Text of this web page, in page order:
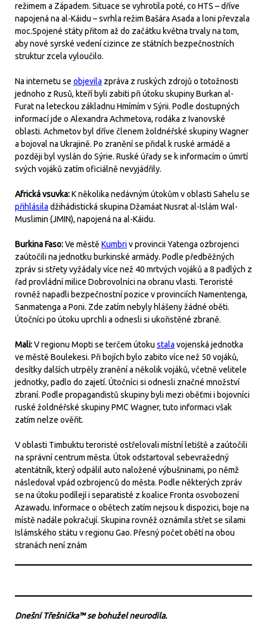
režimem a Západem. Situace se vyhrotila poté, co HTS – dříve
napojená na al-Káidu – svrhla režim Bašára Asada a loni převzala
moc.Spojené státy přitom až do začátku května trvaly na tom,
aby nové syrské vedení cizince ze státních bezpečnostních
struktur zcela vyloučilo.
Na internetu se objevila zpráva z ruských zdrojů o totožnosti
jednoho z Rusů, kteří byli zabiti při útoku skupiny Burkan al-
Furat na leteckou základnu Hmímím v Sýrii. Podle dostupných
informací jde o Alexandra Achmetova, rodáka z Ivanovské
oblasti. Achmetov byl dříve členem žoldnéřské skupiny Wagner
a bojoval na Ukrajině. Po zranění se přidal k ruské armádě a
později byl vyslán do Sýrie. Ruské úřady se k informacím o úmrtí
svých vojáků zatím oficiálně nevyjádřily.
Africká vsuvka:K několika nedávným útokům v oblasti Sahelu se
přihlásila džihádistická skupina Džamáat Nusrat al-Islám Wal-
Muslimin (JMIN), napojená na al-Káidu.
Burkina Faso:Ve městě Kumbriv provincii Yatenga ozbrojenci
zaútočili na jednotku burkinské armády. Podle předběžných
zpráv si střety vyžádaly více než 40 mrtvých vojáků a 8 padlých z
řad provládní milice Dobrovolníci na obranu vlasti. Teroristé
rovněž napadli bezpečnostní pozice v provinciích Namentenga,
Sanmatenga a Poni. Zde zatím nebyly hlášeny žádné oběti.
Útočníci po útoku uprchli a odnesli si ukořistěné zbraně.
Mali:V regionu Mopti se terčem útoku stala vojenská jednotka
ve městě Boulekesi. Při bojích bylo zabito více než 50 vojáků,
desítky dalších utrpěly zranění a několik vojáků, včetně velitele
jednotky, padlo do zajetí. Útočníci si odnesli značné množství
zbraní. Podle propagandistů skupiny byli mezi oběťmi i bojovníci
ruské žoldnéřské skupiny PMC Wagner, tuto informaci však
zatím nelze ověřit.
V oblasti Timbuktu teroristé ostřelovali místní letiště a zaútočili
na správní centrum města. Útok odstartoval sebevražedný
atentátník, který odpálil auto naložené výbušninami, po němž
následoval vpád ozbrojenců do města. Podle některých zpráv
se na útoku podílejí i separatisté z koalice Fronta osvobození
Azawadu. Informace o obětech zatím nejsou k dispozici, boje na
místě nadále pokračují. Skupina rovněž oznámila střet se silami
Islámského státu v regionu Gao. Přesný počet obětí na obou
stranách není znám
Dnešní Třešnička™ se bohužel neurodila.